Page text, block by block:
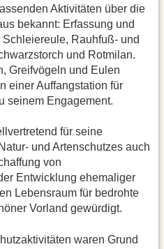
Aktivitäten über die
bekannt: Erfassung und
Rauhfuß- und
und Rotmilan.
Greifvögeln und Eu­len
einer Auffangstation für
seinem Engagement.
für seine
und Artenschutzes auch
von
Ent­wicklung ehemaliger
Lebensraum für bedrohte
Vorland gewürdigt.
waren Grund